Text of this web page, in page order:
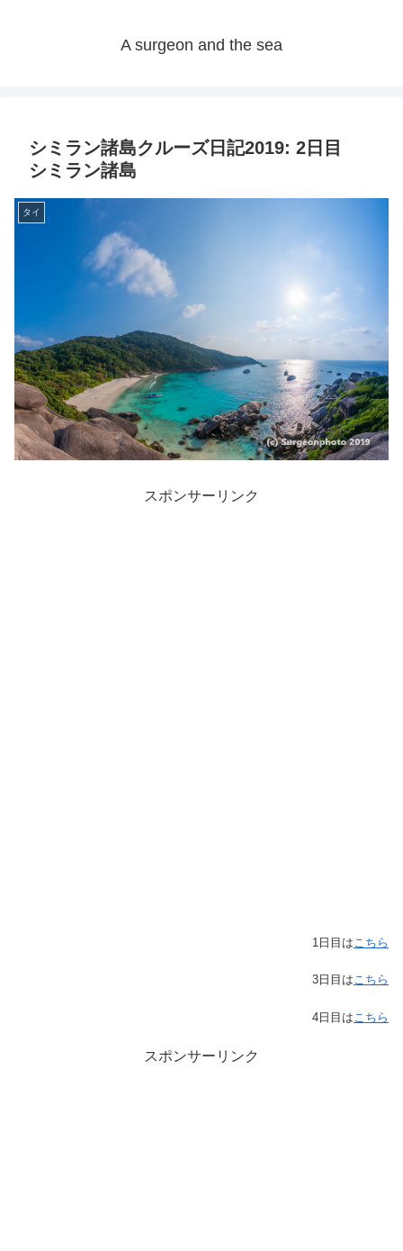
A surgeon and the sea
シミラン諸島クルーズ日記2019: 2日目
シミラン諸島
タイ
スポンサーリンク
1日目はこちら
3日目はこちら
4日目は こちら
スポンサーリンク